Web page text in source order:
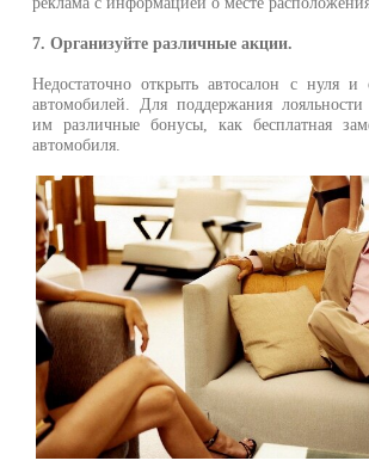
7. Организуйте различные акции.
Недостаточно открыть автосалон с нуля и
автомобилей. Для поддержания лояльности
им различные бонусы, как бесплатная
автомобиля.